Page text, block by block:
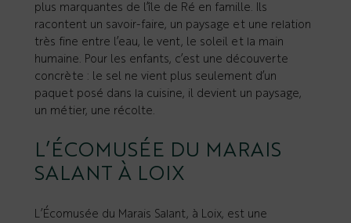
plus marquantes de l’île de Ré en famille. Ils
racontent un savoir-faire, un paysage et une relation
très fine entre l’eau, le vent, le soleil et la main
humaine. Pour les enfants, c’est une découverte
concrète : le sel ne vient plus seulement d’un
paquet posé dans la cuisine, il devient un paysage,
un métier, une récolte.
L’ÉCOMUSÉE DU MARAIS
SALANT À LOIX
L’Écomusée du Marais Salant, à Loix, est une